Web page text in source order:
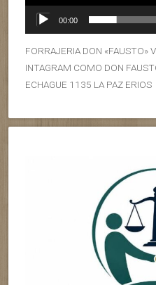
00:00
FORRAJERIA DON «FAUSTO»
INTAGRAM COMO DON
ECHAGUE 1135 LA PAZ ERIOS